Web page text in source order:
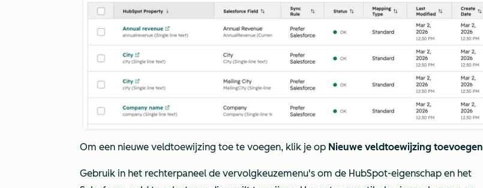
Om een nieuwe veldtoewijzing toe te voegen, klik je op Nieuwe veldtoewijzing toevoegen
Gebruik in het rechterpaneel de vervolgkeuzemenu's om de HubSpot-eigenschap en het